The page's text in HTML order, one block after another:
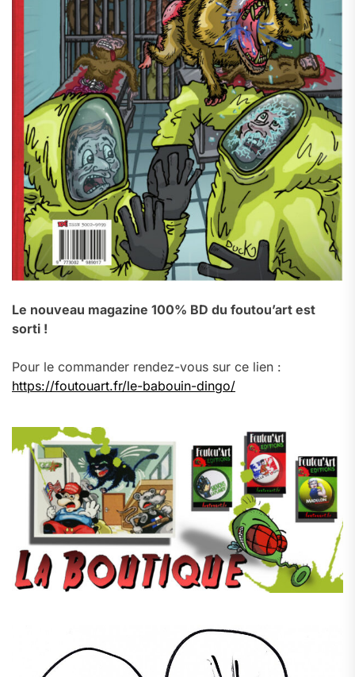
Le nouveau magazine 100% BD du foutou’art est
sorti !
Pour le commander rendez-vous sur ce lien :
https://foutouart.fr/le-babouin-dingo/